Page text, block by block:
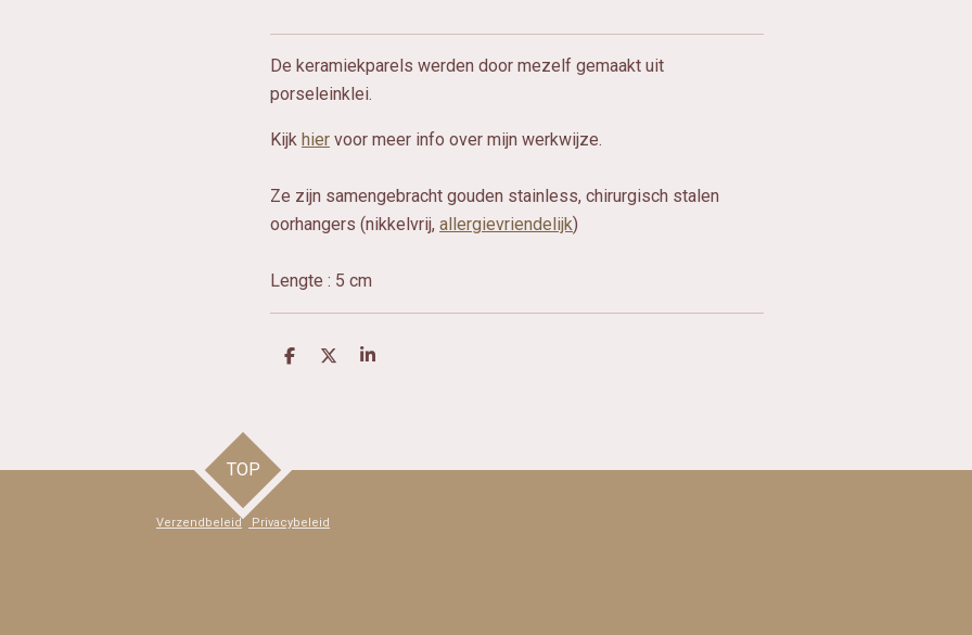
De keramiekparels werden door mezelf gemaakt uit
porseleinklei.
Kijk hier voor meer info over mijn werkwijze.
Ze zijn samengebracht gouden stainless, chirurgisch stalen
oorhangers (nikkelvrij, allergievriendelijk)
Lengte : 5 cm
D
D
S
TOP
Verzendbeleid Privacybeleid